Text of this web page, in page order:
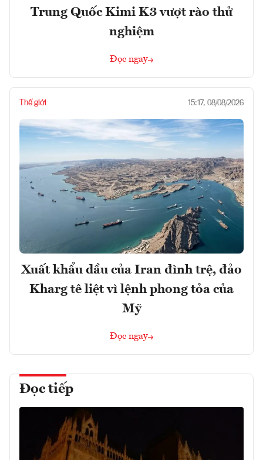
Trung Quốc Kimi K3 vượt rào thử
nghiệm
Đọc ngay
Thế giới 15:17, 08/08/2026
Xuất khẩu dầu của Iran đình trệ, đảo
Kharg tê liệt vì lệnh phong tỏa của
Mỹ
Đọc ngay
Đọc tiếp